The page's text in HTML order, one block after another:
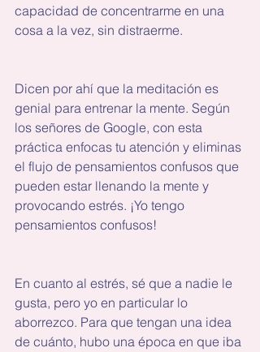
capacidad de concentrarme en una
cosa a la vez, sin distraerme.
Dicen por ahí que la meditación es
genial para entrenar la mente. Según
los señores de Google, con esta
práctica enfocas tu atención y eliminas
el flujo de pensamientos confusos que
pueden estar llenando la mente y
provocando estrés. ¡Yo tengo
pensamientos confusos!
En cuanto al estrés, sé que a nadie le
gusta, pero yo en particular lo
aborrezco. Para que tengan una idea
de cuánto, hubo una época en que iba